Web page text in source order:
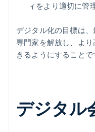
ィをより適切に管
デジタル化の目標は
専門家を解放し、よ
きるようにすることで
デジタル